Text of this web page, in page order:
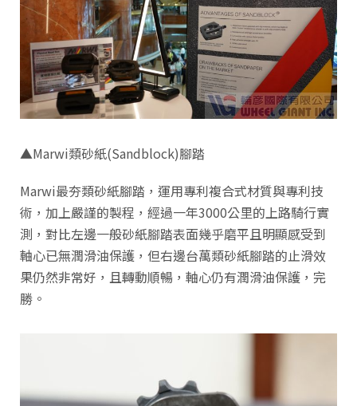
▲Marwi類砂紙(Sandblock)腳踏
Marwi最夯類砂紙腳踏，運用專利複合式材質與專利技
術，加上嚴謹的製程，經過一年3000公里的上路騎行實
測，對比左邊一般砂紙腳踏表面幾乎磨平且明顯感受到
軸心已無潤滑油保護，但右邊台萬類砂紙腳踏的止滑效
果仍然非常好，且轉動順暢，軸心仍有潤滑油保護，完
勝。